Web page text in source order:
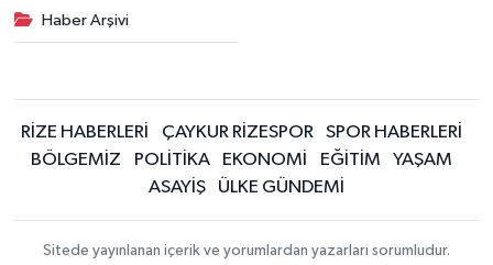
Haber Arşivi
RİZE HABERLERİ ÇAYKUR RİZESPOR
SPOR HABERLERİ
BÖLGEMİZ
POLİTİKA EKONOMİ EĞİTİM
YAŞAM
ASAYİŞ
ÜLKE GÜNDEMİ
Sitede yayınlanan içerik ve yorumlardan yazarları sorumludur.